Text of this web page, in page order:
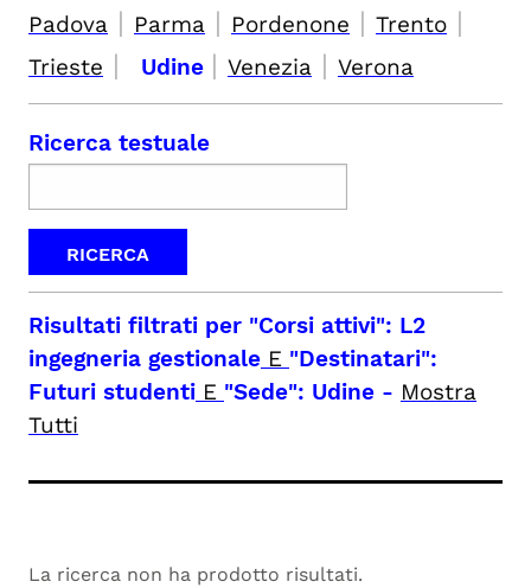
Padova | Parma | Pordenone | Trento |
Trieste | Udine | Venezia | Verona
Ricerca testuale
Risultati filtrati per "Corsi attivi": L2
ingegneria gestionale E "Destinatari":
Futuri studenti E "Sede": Udine - Mostra
Tutti
La ricerca non ha prodotto risultati.